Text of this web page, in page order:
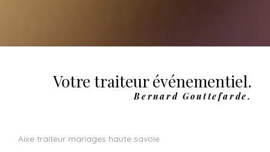
Votre traiteur événementiel.
Bernard Gouttefarde.
aixe traiteur mariages haute savoie